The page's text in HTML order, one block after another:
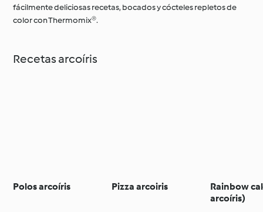
fácilmente deliciosas recetas, bocados y cócteles repletos de
color con Thermomix®.
Recetas arcoíris
Polos arcoíris Pizza arcoiris
Rainbow
arcoíris)